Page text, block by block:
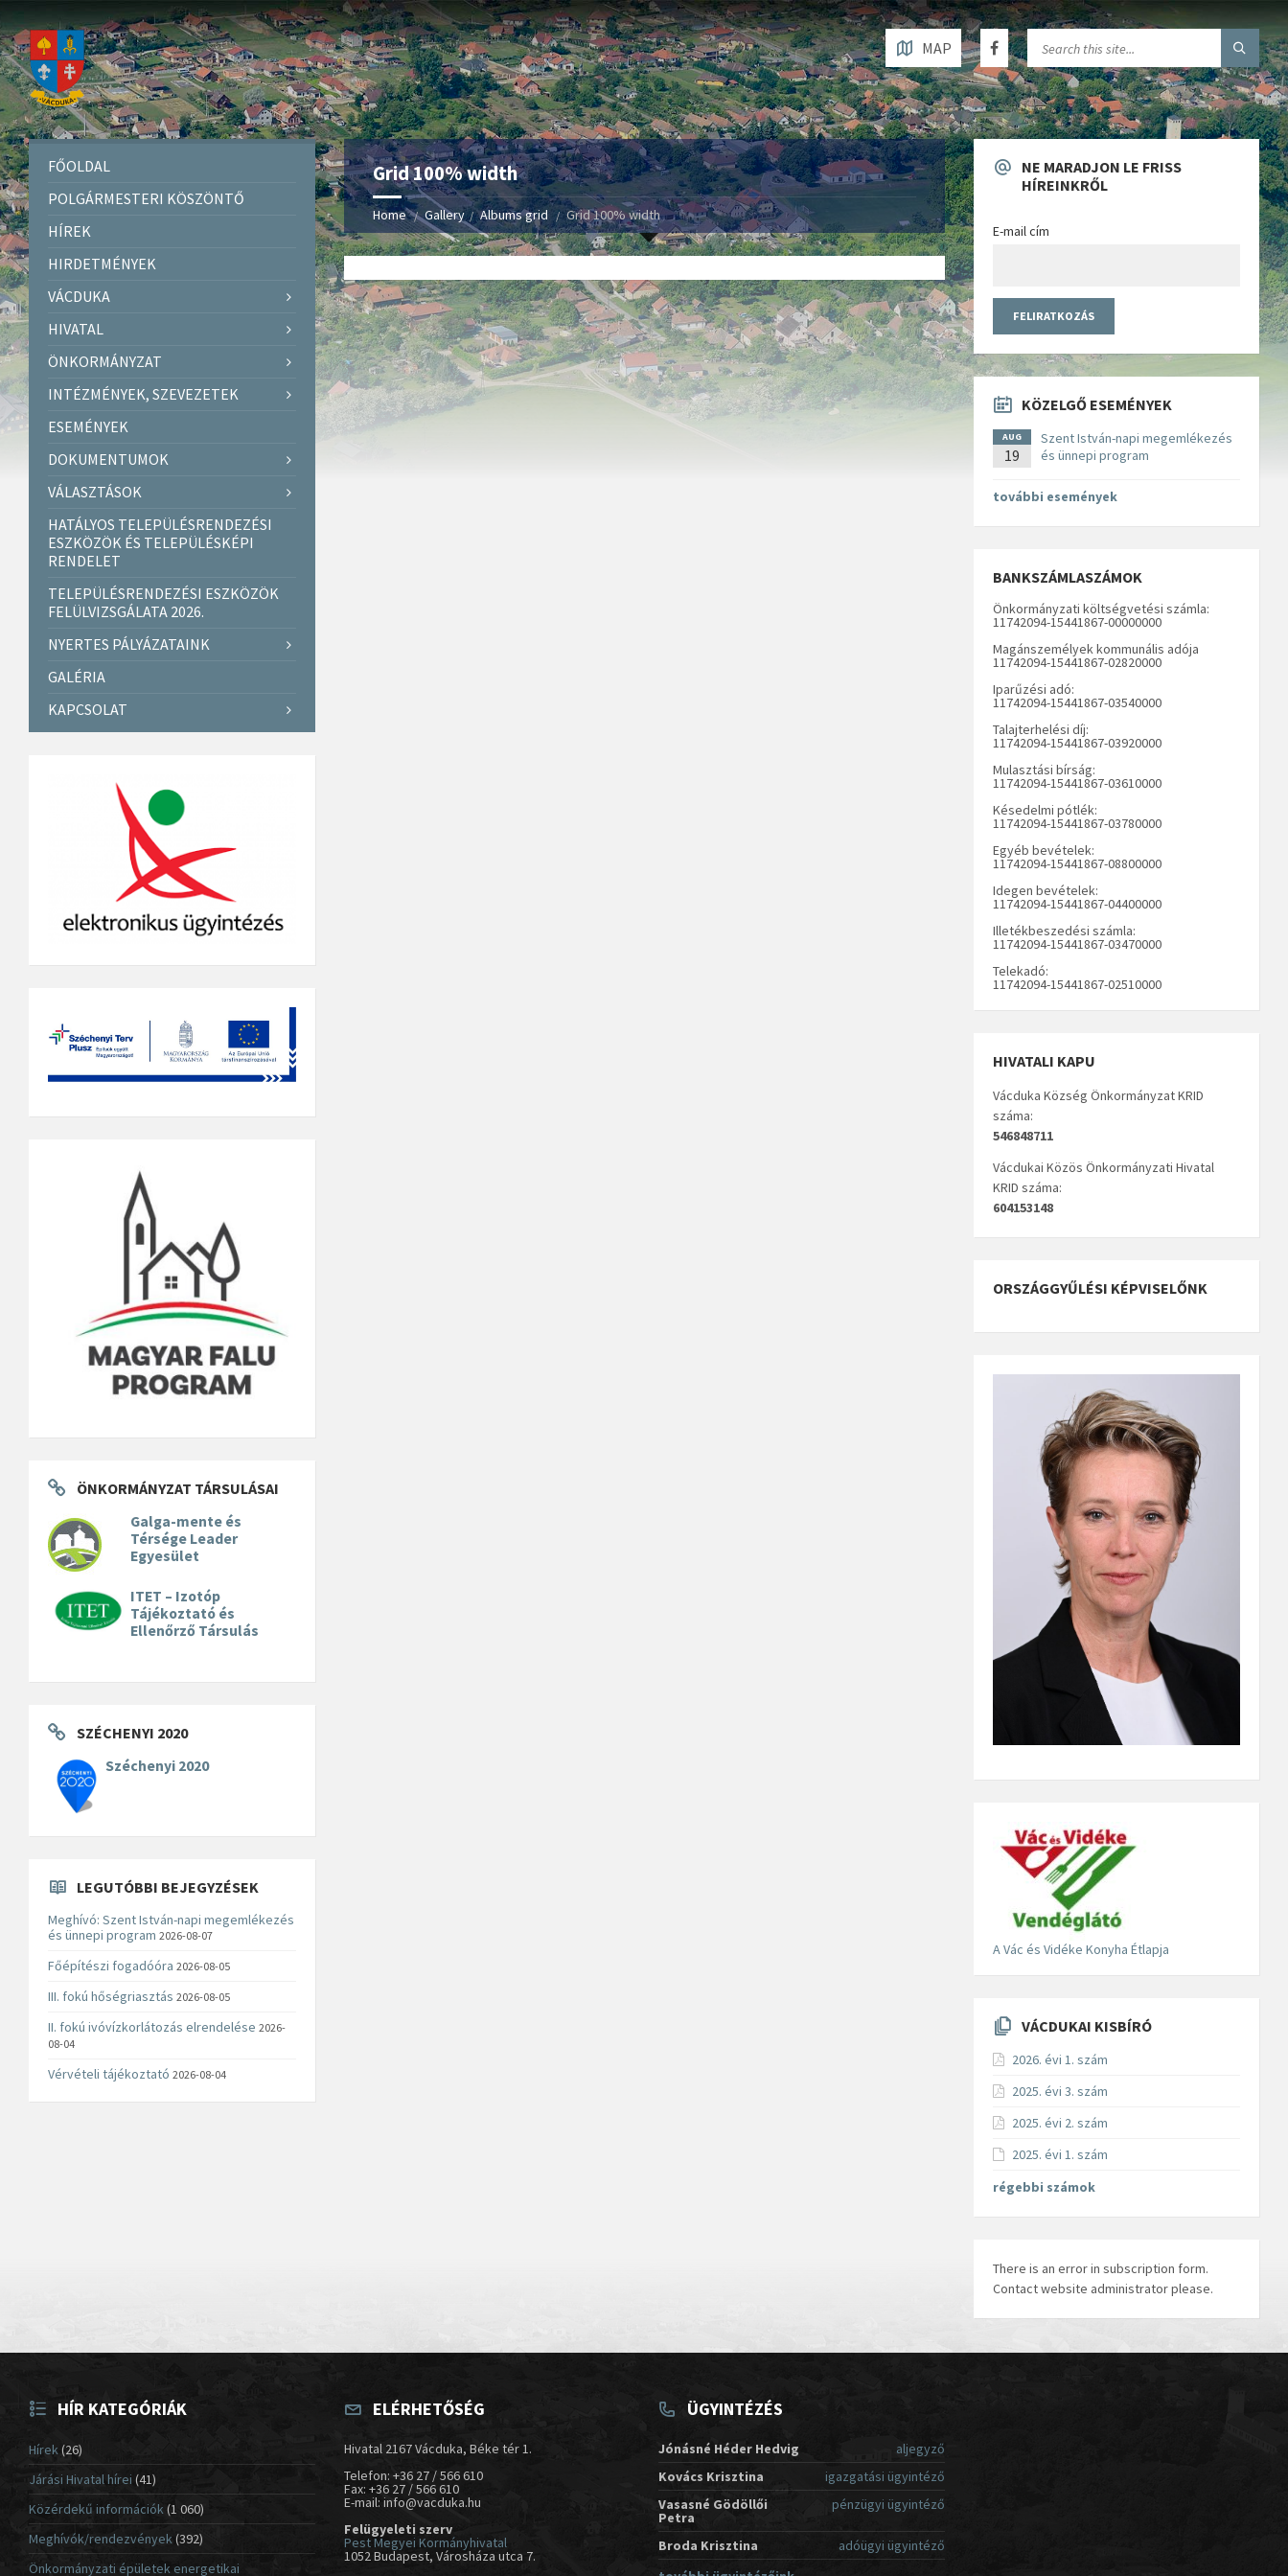
MAP
Grid 100% width
Home Gallery Albums grid Grid 100% width
FŐOLDAL
POLGÁRMESTERI KÖSZÖNTŐ
HÍREK
HIRDETMÉNYEK
VÁCDUKA
HIVATAL
ÖNKORMÁNYZAT
INTÉZMÉNYEK, SZEVEZETEK
ESEMÉNYEK
DOKUMENTUMOK
VÁLASZTÁSOK
HATÁLYOS TELEPÜLÉSRENDEZÉSI
ESZKÖZÖK ÉS TELEPÜLÉSKÉPI
RENDELET
TELEPÜLÉSRENDEZÉSI ESZKÖZÖK
FELÜLVIZSGÁLATA 2026.
NYERTES PÁLYÁZATAINK
GALÉRIA
KAPCSOLAT
ÖNKORMÁNYZAT TÁRSULÁSAI
Galga-mente és
Térsége Leader
Egyesület
ITET – Izotóp
Tájékoztató és
Ellenőrző Társulás
SZÉCHENYI 2020
Széchenyi 2020
LEGUTÓBBI BEJEGYZÉSEK
Meghívó: Szent István-napi megemlékezés
és ünnepi program 2026-08-07
Főépítészi fogadóóra 2026-08-05
III. fokú hőségriasztás 2026-08-05
II. fokú ivóvízkorlátozás elrendelése 2026-
08-04
Vérvételi tájékoztató 2026-08-04
NE MARADJON LE FRISS
HÍREINKRŐL
E-mail cím
KÖZELGŐ ESEMÉNYEK
AUG
19
Szent István-napi megemlékezés
és ünnepi program
további események
BANKSZÁMLASZÁMOK
Önkormányzati költségvetési számla:
11742094-15441867-00000000
Magánszemélyek kommunális adója
11742094-15441867-02820000
Iparűzési adó:
11742094-15441867-03540000
Talajterhelési díj:
11742094-15441867-03920000
Mulasztási bírság:
11742094-15441867-03610000
Késedelmi pótlék:
11742094-15441867-03780000
Egyéb bevételek:
11742094-15441867-08800000
Idegen bevételek:
11742094-15441867-04400000
Illetékbeszedési számla:
11742094-15441867-03470000
Telekadó:
11742094-15441867-02510000
HIVATALI KAPU
Vácduka Község Önkormányzat KRID
száma:
546848711
Vácdukai Közös Önkormányzati Hivatal
KRID száma:
604153148
ORSZÁGGYŰLÉSI KÉPVISELŐNK
A Vác és Vidéke Konyha Étlapja
VÁCDUKAI KISBÍRÓ
2026. évi 1. szám
2025. évi 3. szám
2025. évi 2. szám
2025. évi 1. szám
régebbi számok
There is an error in subscription form.
Contact website administrator please.
HÍR KATEGÓRIÁK
Hírek (26)
Járási Hivatal hírei (41)
Közérdekű információk(1 060)
Meghívók/rendezvények(392)
Önkormányzati épületek energetikai
ELÉRHETŐSÉG
Hivatal 2167 Vácduka, Béke tér 1.
Telefon: +36 27 / 566 610
Fax: +36 27 / 566 610
E-mail: info@vacduka.hu
Felügyeleti szerv
Pest Megyei Kormányhivatal
1052 Budapest, Városháza utca 7.
ÜGYINTÉZÉS
Jónásné Héder Hedvig
aljegyző
Kovács Krisztina
igazgatási ügyintéző
Vasasné Gödöllői
Petra
pénzügyi ügyintéző
Broda Krisztina
adóügyi ügyintéző